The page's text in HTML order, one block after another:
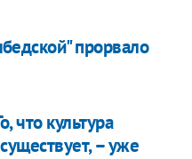
прорвало
что культура
– уже